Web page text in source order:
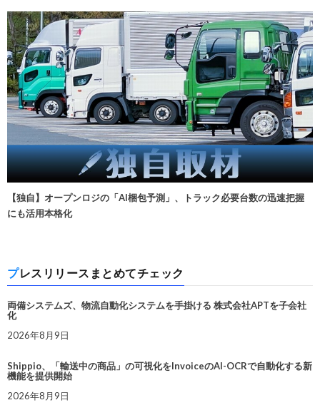
【独自】オープンロジの「AI梱包予測」、トラック必要台数の迅速把握
にも活用本格化
プレスリリースまとめてチェック
両備システムズ、物流自動化システムを手掛ける 株式会社APTを子会社
化
2026年8月9日
Shippio、「輸送中の商品」の可視化をInvoiceのAI-OCRで自動化する新
機能を提供開始
2026年8月9日